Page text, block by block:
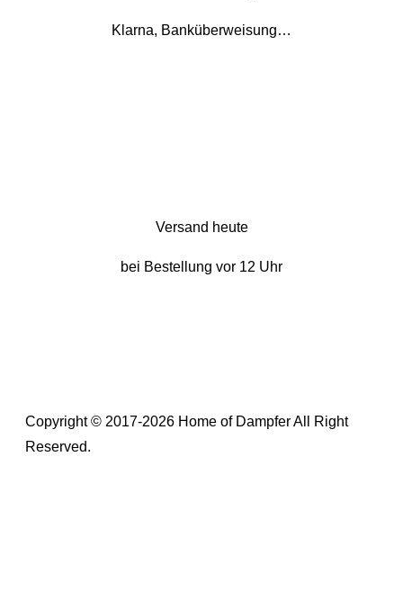
Klarna, Banküberweisung…
Versand heute
bei Bestellung vor 12 Uhr
Copyright © 2017-2026 Home of Dampfer All Right
Reserved.